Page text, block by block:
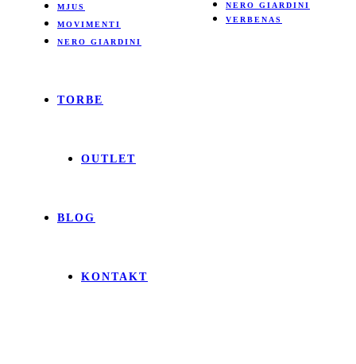
MJUS
MOVIMENTI
NERO GIARDINI
NERO GIARDINI
VERBENAS
TORBE
OUTLET
BLOG
KONTAKT